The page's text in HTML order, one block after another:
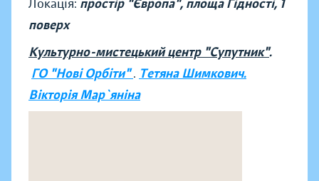
Локація: простір "Європа", площа Гідності, 1
поверх
Культурно-мистецький центр "Супутник".
ГО "Нові Орбіти". Тетяна Шимкович.
Вікторія Мар`яніна